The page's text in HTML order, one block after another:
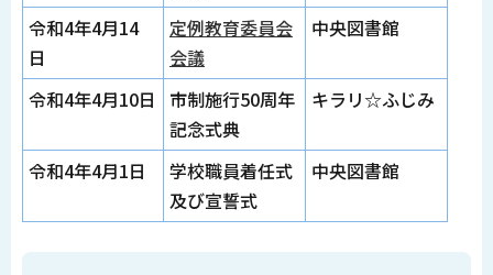
令和4年4月14
日
定例教育委員会
会議
中央図書館
令和4年4月10日
市制施行50周年
記念式典
キラリ☆ふじみ
令和4年4月1日
学校職員着任式
及び宣誓式
中央図書館